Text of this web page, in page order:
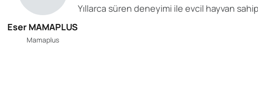
Eser MAMAPLUS
Mamaplus
Yıllarca süren deneyimi ile evcil hayvan